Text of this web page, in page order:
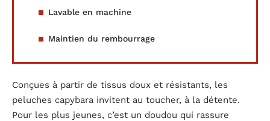
Lavable en machine
Maintien du rembourrage
Conçues à partir de tissus doux et résistants, les
peluches capybara invitent au toucher, à la détente.
Pour les plus jeunes, c’est un doudou qui rassure